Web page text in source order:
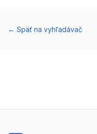
← Späť na vyhľadávač